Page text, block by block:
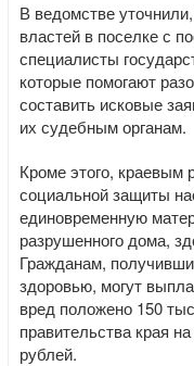
В ведомстве
властей в поселке с
специалисты
которые помогают
составить исковые
их судебным органам.
Кроме этого, краевым
социальной защиты
единовременную
разрушенного дома,
Гражданам,
здоровью, могут
вред положено 150
правительства края
рублей.